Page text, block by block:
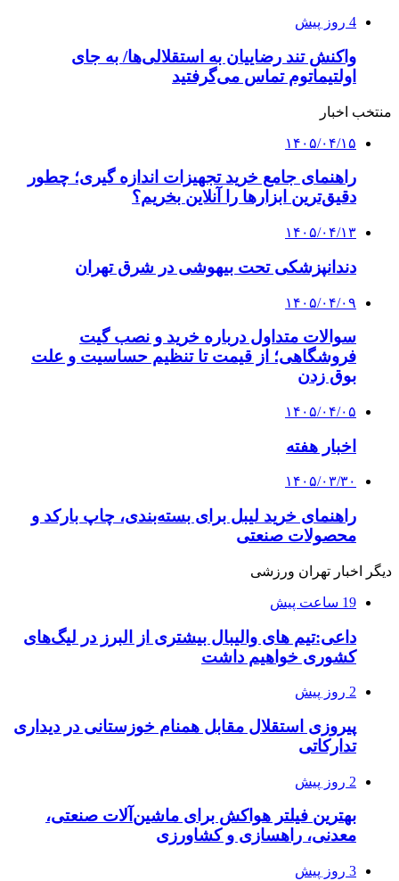
4 روز پیش
واکنش تند رضاییان به استقلالی‌ها/ به جای
اولتیماتوم تماس می‌گرفتید
منتخب اخبار
۱۴۰۵/۰۴/۱۵
راهنمای جامع خرید تجهیزات اندازه گیری؛ چطور
دقیق‌ترین ابزارها را آنلاین بخریم؟
۱۴۰۵/۰۴/۱۳
دندانپزشکی تحت بیهوشی در شرق تهران
۱۴۰۵/۰۴/۰۹
سوالات متداول درباره خرید و نصب گیت
فروشگاهی؛ از قیمت تا تنظیم حساسیت و علت
بوق زدن
۱۴۰۵/۰۴/۰۵
اخبار هفته
۱۴۰۵/۰۳/۳۰
راهنمای خرید لیبل برای بسته‌بندی، چاپ بارکد و
محصولات صنعتی
دیگر اخبار تهران ورزشی
19 ساعت پیش
داعی:تیم های والیبال بیشتری از البرز در لیگ‌های
کشوری خواهیم داشت
2 روز پیش
پیروزی استقلال مقابل همنام خوزستانی در دیداری
تدارکاتی
2 روز پیش
بهترین فیلتر هواکش برای ماشین‌آلات صنعتی،
معدنی، راهسازی و کشاورزی
3 روز پیش